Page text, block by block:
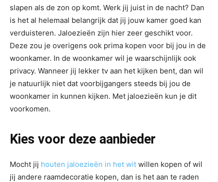
slapen als de zon op komt. Werk jij juist in de nacht? Dan
is het al helemaal belangrijk dat jij jouw kamer goed kan
verduisteren. Jaloezieën zijn hier zeer geschikt voor.
Deze zou je overigens ook prima kopen voor bij jou in de
woonkamer. In de woonkamer wil je waarschijnlijk ook
privacy. Wanneer jij lekker tv aan het kijken bent, dan wil
je natuurlijk niet dat voorbijgangers steeds bij jou de
woonkamer in kunnen kijken. Met jaloezieën kun je dit
voorkomen.
Kies voor deze aanbieder
Mocht jij houten jaloezieën in het wit willen kopen of wil
jij andere raamdecoratie kopen, dan is het aan te raden